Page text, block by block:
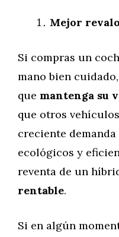
Mejor
Si compras un
mano bien
que mantenga su
que otros
creciente demanda
ecológicos y
reventa de un
rentable.
Si en algún